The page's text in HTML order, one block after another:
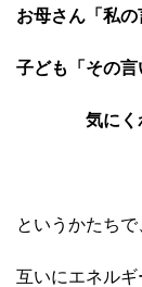
お母さん「私の
子ども「その言
気にくわ
というかたちで
互いにエネル